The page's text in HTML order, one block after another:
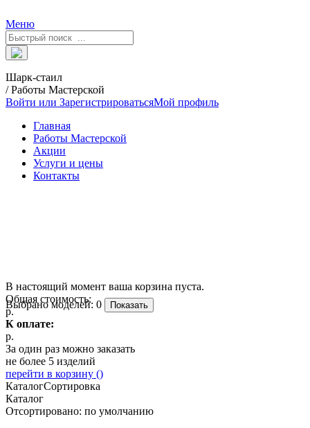
Меню
Шарк-стаил
/ Работы Мастерской
Войти или ЗарегистрироватьсяМой профиль
Главная
Работы Мастерской
Акции
Услуги и цены
Контакты
В настоящий момент ваша корзина пуста.
Общая стоимость:
р.
К оплате:
р.
За один раз можно заказать
не более 5 изделий
перейти в корзину ()
КаталогСортировка
Каталог
Отсортировано: по умолчанию
Выбрано моделей: 0